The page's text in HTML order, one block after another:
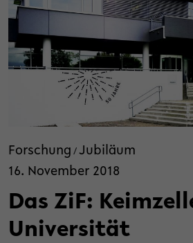
Forschung / Jubiläum
16. November 2018
Das ZiF:
Universität